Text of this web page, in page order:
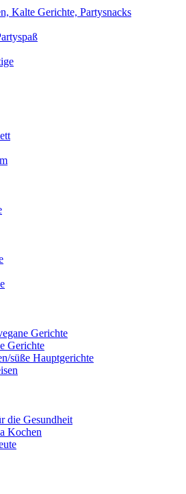
Kalte Gerichte, Partysnacks
Gerichte
Gerichte
süße Hauptgerichte
die Gesundheit
Kochen